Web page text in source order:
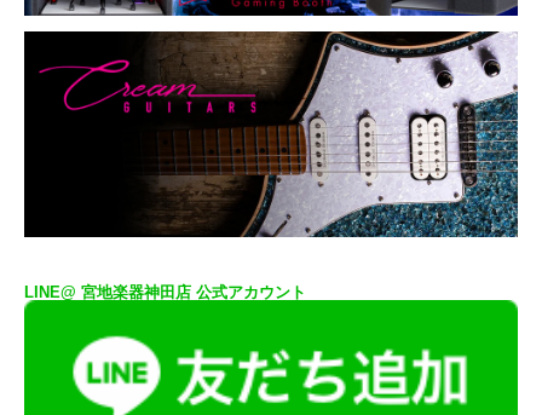
LINE@ 宮地楽器神田店 公式アカウント